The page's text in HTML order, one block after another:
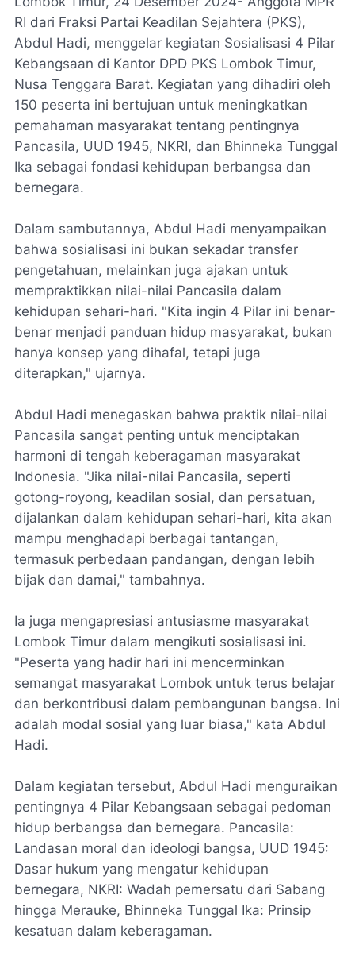
RI dari Fraksi Partai Keadilan Sejahtera (PKS),
Abdul Hadi, menggelar kegiatan Sosialisasi 4 Pilar
Kebangsaan di Kantor DPD PKS Lombok Timur,
Nusa Tenggara Barat. Kegiatan yang dihadiri oleh
150 peserta ini bertujuan untuk meningkatkan
pemahaman masyarakat tentang pentingnya
Pancasila, UUD 1945, NKRI, dan Bhinneka Tunggal
Ika sebagai fondasi kehidupan berbangsa dan
bernegara.
Dalam sambutannya, Abdul Hadi menyampaikan
bahwa sosialisasi ini bukan sekadar transfer
pengetahuan, melainkan juga ajakan untuk
mempraktikkan nilai-nilai Pancasila dalam
kehidupan sehari-hari. "Kita ingin 4 Pilar ini benar-
benar menjadi panduan hidup masyarakat, bukan
hanya konsep yang dihafal, tetapi juga
diterapkan," ujarnya.
Abdul Hadi menegaskan bahwa praktik nilai-nilai
Pancasila sangat penting untuk menciptakan
harmoni di tengah keberagaman masyarakat
Indonesia. "Jika nilai-nilai Pancasila, seperti
gotong-royong, keadilan sosial, dan persatuan,
dijalankan dalam kehidupan sehari-hari, kita akan
mampu menghadapi berbagai tantangan,
termasuk perbedaan pandangan, dengan lebih
bijak dan damai," tambahnya.
Ia juga mengapresiasi antusiasme masyarakat
Lombok Timur dalam mengikuti sosialisasi ini.
"Peserta yang hadir hari ini mencerminkan
semangat masyarakat Lombok untuk terus belajar
dan berkontribusi dalam pembangunan bangsa. Ini
adalah modal sosial yang luar biasa," kata Abdul
Hadi.
Dalam kegiatan tersebut, Abdul Hadi menguraikan
pentingnya 4 Pilar Kebangsaan sebagai pedoman
hidup berbangsa dan bernegara. Pancasila:
Landasan moral dan ideologi bangsa, UUD 1945:
Dasar hukum yang mengatur kehidupan
bernegara, NKRI: Wadah pemersatu dari Sabang
hingga Merauke, Bhinneka Tunggal Ika: Prinsip
kesatuan dalam keberagaman.